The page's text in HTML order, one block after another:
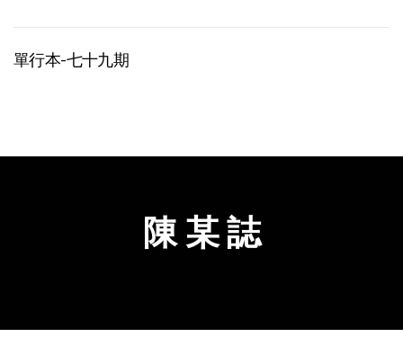
單行本-七十九期
陳 某 誌